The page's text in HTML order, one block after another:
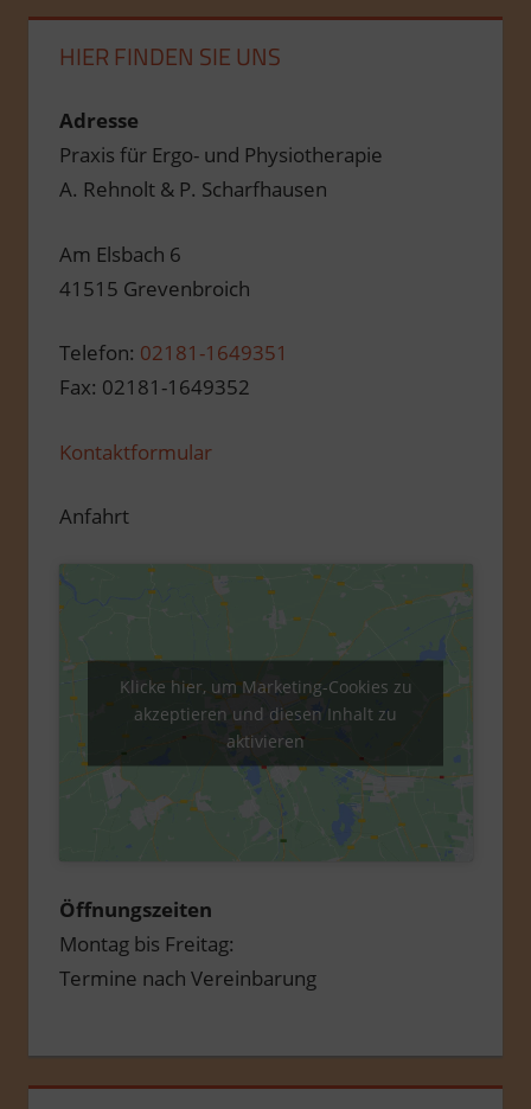
HIER FINDEN SIE UNS
Adresse
Praxis für Ergo- und Physiotherapie
A. Rehnolt & P. Scharfhausen
Am Elsbach 6
41515 Grevenbroich
Telefon: 02181-1649351
Fax: 02181-1649352
Kontaktformular
Anfahrt
Klicke hier, um Marketing-Cookies zu
akzeptieren und diesen Inhalt zu
aktivieren
Öffnungszeiten
Montag bis Freitag:
Termine nach Vereinbarung